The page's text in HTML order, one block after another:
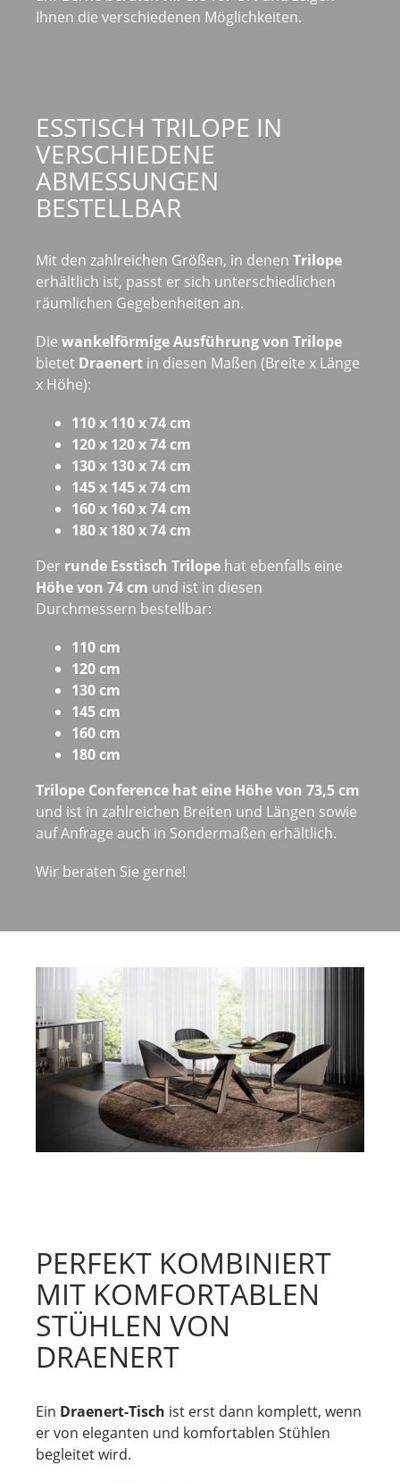
Ihnen die verschiedenen Möglichkeiten.
ESSTISCH TRILOPE IN
VERSCHIEDENE
ABMESSUNGEN
BESTELLBAR
Mit den zahlreichen Größen, in denen Trilope
erhältlich ist, passt er sich unterschiedlichen
räumlichen Gegebenheiten an.
Die wankelförmige Ausführung von Trilope
bietet Draenert in diesen Maßen (Breite x Länge
x Höhe):
110 x 110 x 74 cm
120 x 120 x 74 cm
130 x 130 x 74 cm
145 x 145 x 74 cm
160 x 160 x 74 cm
180 x 180 x 74 cm
Der runde Esstisch Trilope hat ebenfalls eine
Höhe von 74 cm und ist in diesen
Durchmessern bestellbar:
110 cm
120 cm
130 cm
145 cm
160 cm
180 cm
Trilope Conference hat eine Höhe von 73,5 cm
und ist in zahlreichen Breiten und Längen sowie
auf Anfrage auch in Sondermaßen erhältlich.
Wir beraten Sie gerne!
PERFEKT KOMBINIERT
MIT KOMFORTABLEN
STÜHLEN VON
DRAENERT
Ein Draenert-Tisch ist erst dann komplett, wenn
er von eleganten und komfortablen Stühlen
begleitet wird.